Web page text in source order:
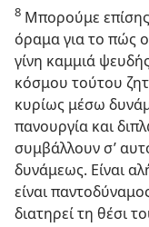
8 Μπορούμε
όραμα για το πώς
γίνη καμμιά
κόσμου τούτου
κυρίως μέσω
πανουργία και
συμβάλλουν σ’
δυνάμεως. Είναι
είναι
διατηρεί τη θέσι